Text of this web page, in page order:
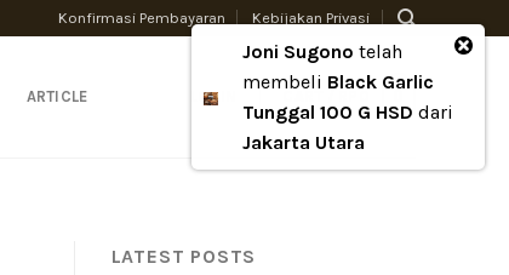
Konfirmasi Pembayaran Kebijakan Privasi
ARTICLE LOGIN
LATEST POSTS
Joni Sugono telah
membeli Black Garlic
Tunggal 100 G HSD dari
Jakarta Utara